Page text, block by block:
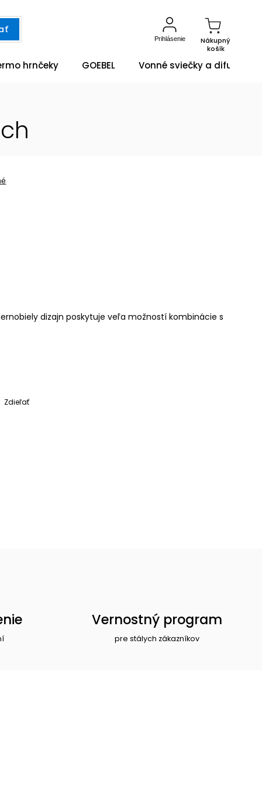
Nákupný
košík
Prihlásenie
hrnčeky GOEBEL Vonné sviečky a difuzéry
dizajn poskytuje veľa možností kombinácie s
Zdieľať
Vernostný program
pre stálych zákazníkov